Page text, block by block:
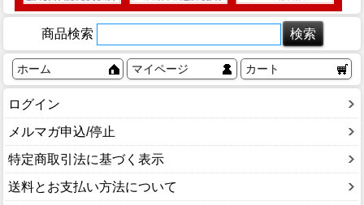
商品検索
ホーム マイページ カート
ログイン
メルマガ申込/停止
特定商取引法に基づく表示
送料とお支払い方法について